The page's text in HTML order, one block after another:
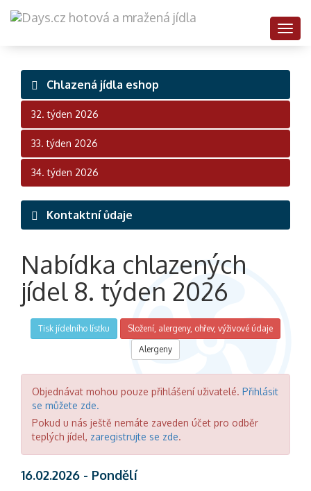
Chlazená jídla eshop
32. týden 2026
33. týden 2026
34. týden 2026
Kontaktní ůdaje
Nabídka chlazených
jídel 8. týden 2026
Tisk jídelního lístku
Složení, alergeny, ohřev, výživové údaje
Alergeny
Objednávat mohou pouze přihlášení uživatelé. Přihlásit
se můžete zde.
Pokud u nás ještě nemáte zaveden účet pro odběr
teplých jídel, zaregistrujte se zde.
16.02.2026 - Pondělí